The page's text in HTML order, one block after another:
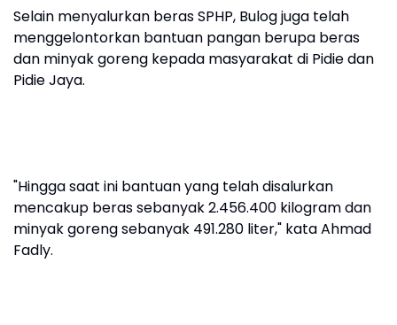
Selain menyalurkan beras SPHP, Bulog juga telah
menggelontorkan bantuan pangan berupa beras
dan minyak goreng kepada masyarakat di Pidie dan
Pidie Jaya.
"Hingga saat ini bantuan yang telah disalurkan
mencakup beras sebanyak 2.456.400 kilogram dan
minyak goreng sebanyak 491.280 liter," kata Ahmad
Fadly.